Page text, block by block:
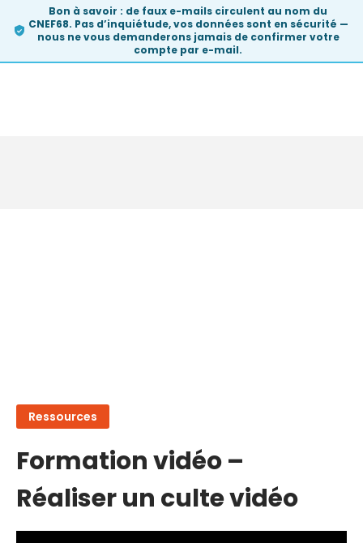
Ressources
Formation vidéo –
Réaliser un culte vidéo
Bon à savoir : de faux e-mails circulent au nom du
CNEF68. Pas d’inquiétude, vos données sont en sécurité —
nous ne vous demanderons jamaisde confirmer votre
compte par e-mail.